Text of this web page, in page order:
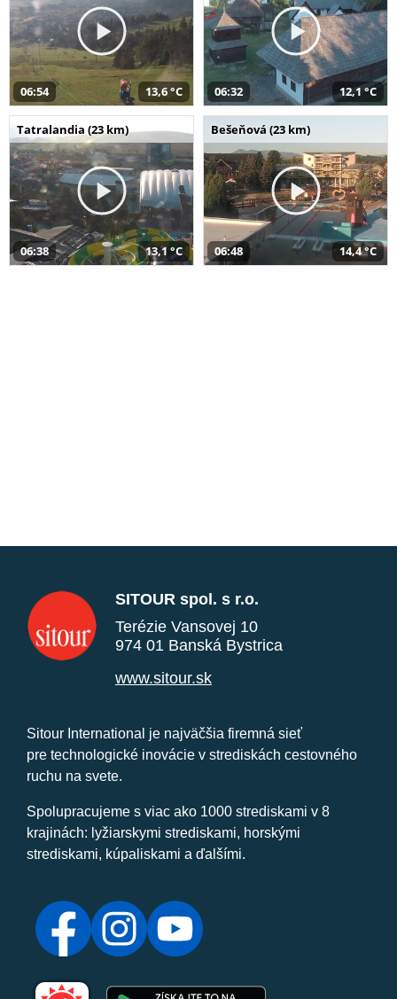
06:54 13,6 °C 06:32 12,1 °C
Tatralandia (23 km)
06:38 13,1 °C
Bešeňová (23 km)
06:48 14,4 °C
SITOUR spol. s r.o.
Terézie Vansovej 10
974 01 Banská Bystrica
www.sitour.sk
Sitour International je najväčšia firemná sieť
pre technologické inovácie v strediskách cestovného
ruchu na svete.
Spolupracujeme s viac ako 1000 strediskami v 8
krajinách: lyžiarskymi strediskami, horskými
strediskami, kúpaliskami a ďalšími.